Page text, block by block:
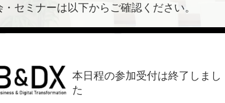
セミナーは以下からご確認ください。
本日程の参加受付は終了しまし
た